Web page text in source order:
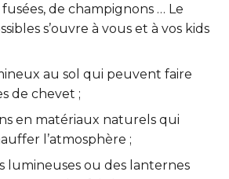
fusées, de champignons … Le
s’ouvre à vous et à vos kids
au sol qui peuvent faire
de chevet ;
en matériaux naturels qui
l’atmosphère ;
lumineuses ou des lanternes